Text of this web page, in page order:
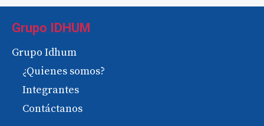
Grupo IDHUM
Grupo Idhum
¿Quienes somos?
Integrantes
Contáctanos